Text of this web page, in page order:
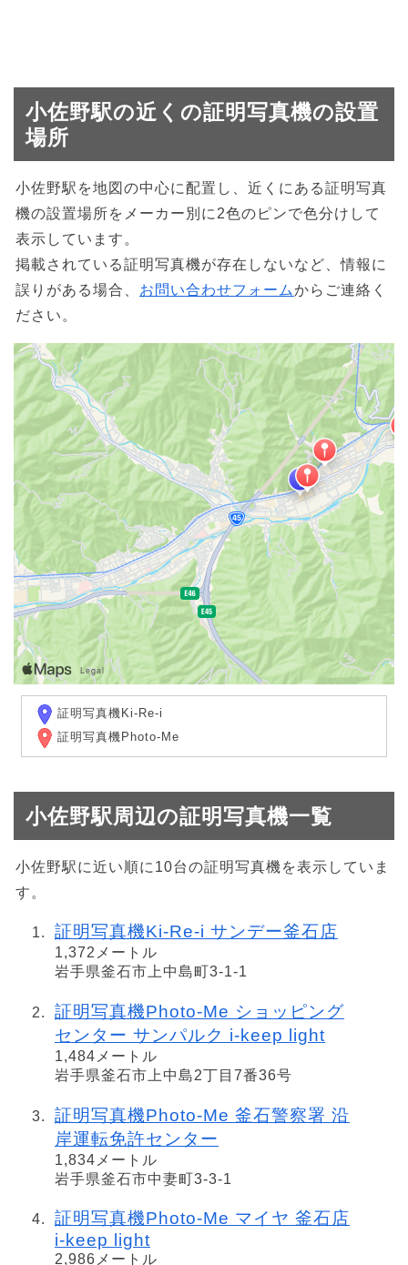
小佐野駅の近くの証明写真機の設置
場所
小佐野駅を地図の中心に配置し、近くにある証明写真
機の設置場所をメーカー別に2色のピンで色分けして
表示しています。
掲載されている証明写真機が存在しないなど、情報に
誤りがある場合、 お問い合わせフォームからご連絡く
ださい。
証明写真機Ki-Re-i
証明写真機Photo-Me
小佐野駅周辺の証明写真機一覧
小佐野駅に近い順に10台の証明写真機を表示していま
す。
証明写真機Ki-Re-i サンデー釜石店
1,372メートル
岩手県釜石市上中島町3-1-1
証明写真機Photo-Me ショッピング
センター サンパルク i-keep light
1,484メートル
岩手県釜石市上中島2丁目7番36号
証明写真機Photo-Me 釜石警察署 沿
岸運転免許センター
1,834メートル
岩手県釜石市中妻町3-3-1
証明写真機Photo-Me マイヤ 釜石店
i-keep light
2,986メートル